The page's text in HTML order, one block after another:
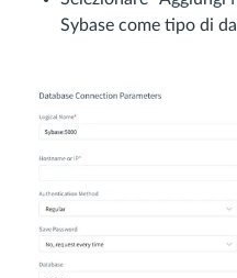
Sybase come tipo di